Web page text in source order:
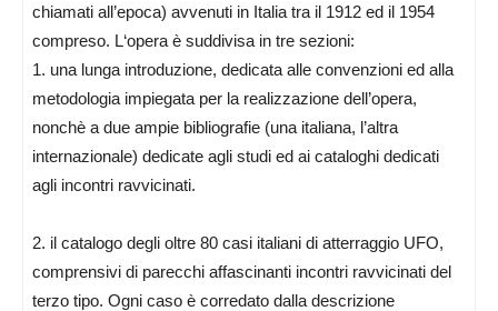
chiamati all’epoca) avvenuti in Italia tra il 1912 ed il 1954
compreso. L‘opera è suddivisa in tre sezioni:
1. una lunga introduzione, dedicata alle convenzioni ed alla
metodologia impiegata per la realizzazione dell’opera,
nonchè a due ampie bibliografie (una italiana, l’altra
internazionale) dedicate agli studi ed ai cataloghi dedicati
agli incontri ravvicinati.
2. il catalogo degli oltre 80 casi italiani di atterraggio UFO,
comprensivi di parecchi affascinanti incontri ravvicinati del
terzo tipo. Ogni caso è corredato dalla descrizione